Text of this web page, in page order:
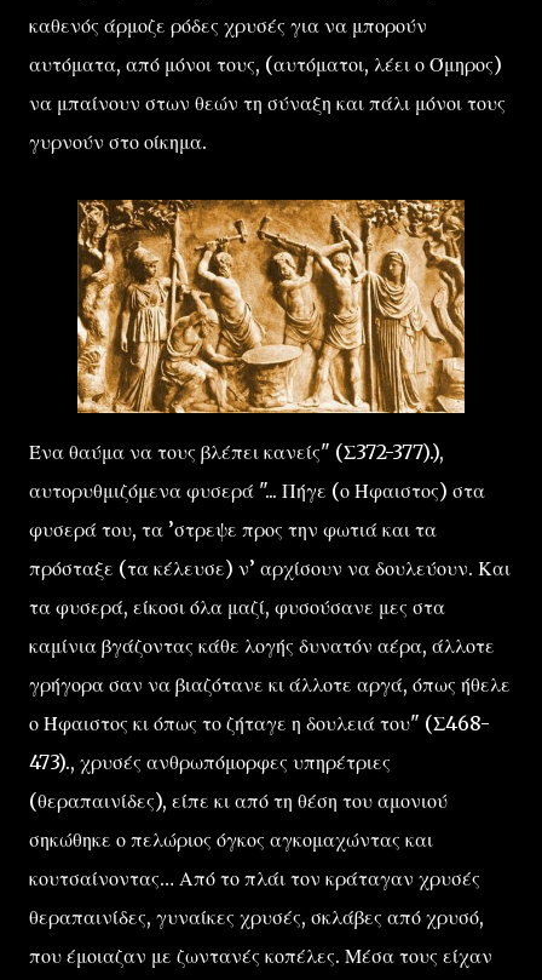
καθενός άρμοζε ρόδες χρυσές για να μπορούν
αυτόματα, από μόνοι τους, (αυτόματοι, λέει ο Όμηρος)
να μπαίνουν στων θεών τη σύναξη και πάλι μόνοι τους
γυρνούν στο οίκημα.
Ένα θαύμα να τους βλέπει κανείς" (Σ372-377).),
αυτορυθμιζόμενα φυσερά "... Πήγε (ο Ήφαιστος) στα
φυσερά του, τα ’στρεψε προς την φωτιά και τα
πρόσταξε (τα κέλευσε) ν’ αρχίσουν να δουλεύουν. Και
τα φυσερά, είκοσι όλα μαζί, φυσούσανε μες στα
καμίνια βγάζοντας κάθε λογής δυνατόν αέρα, άλλοτε
γρήγορα σαν να βιαζότανε κι άλλοτε αργά, όπως ήθελε
ο Ήφαιστος κι όπως το ζήταγε η δουλειά του" (Σ468-
473)., χρυσές ανθρωπόμορφες υπηρέτριες
(θεραπαινίδες), είπε κι από τη θέση του αμονιού
σηκώθηκε ο πελώριος όγκος αγκομαχώντας και
κουτσαίνοντας… Από το πλάι τον κράταγαν χρυσές
θεραπαινίδες, γυναίκες χρυσές, σκλάβες από χρυσό,
που έμοιαζαν με ζωντανές κοπέλες. Μέσα τους είχαν